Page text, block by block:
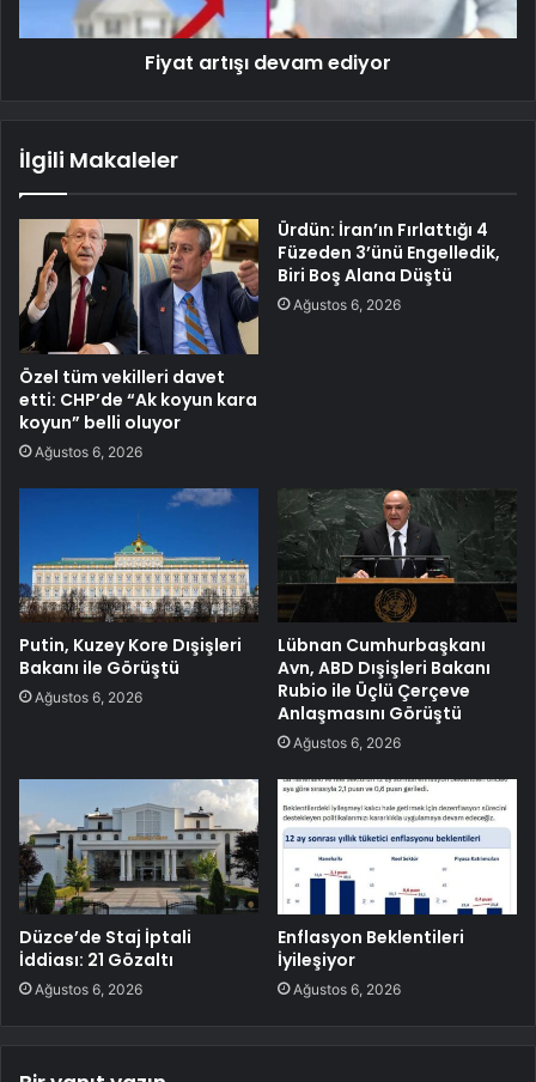
Fiyat artışı devam ediyor
İlgili Makaleler
Özel tüm vekilleri davet
etti: CHP’de “Ak koyun kara
koyun” belli oluyor
Ağustos 6, 2026
Ürdün: İran’ın Fırlattığı 4
Füzeden 3’ünü Engelledik,
Biri Boş Alana Düştü
Ağustos 6, 2026
Putin, Kuzey Kore Dışişleri
Bakanı ile Görüştü
Ağustos 6, 2026
Lübnan Cumhurbaşkanı
Avn, ABD Dışişleri Bakanı
Rubio ile Üçlü Çerçeve
Anlaşmasını Görüştü
Ağustos 6, 2026
Düzce’de Staj İptali
İddiası: 21 Gözaltı
Ağustos 6, 2026
Enflasyon Beklentileri
İyileşiyor
Ağustos 6, 2026